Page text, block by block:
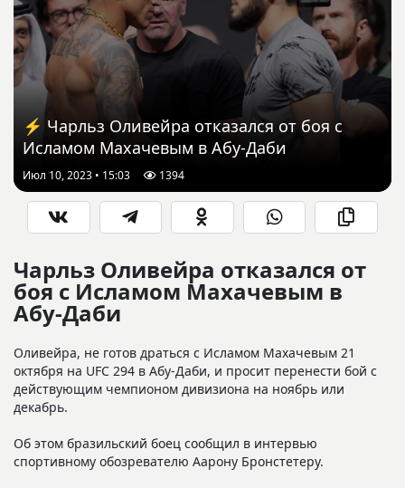
⚡️ Чарльз Оливейра отказался от боя с
Исламом Махачевым в Абу-Даби
Июл 10, 2023 • 15:03 1394
Чарльз Оливейра отказался от
боя с Исламом Махачевым в
Абу-Даби
Оливейра, не готов драться с Исламом Махачевым 21
октября на UFC 294 в Абу-Даби, и просит перенести бой с
действующим чемпионом дивизиона на ноябрь или
декабрь.
Об этом бразильский боец сообщил в интервью
спортивному обозревателю Аарону Бронстетеру.